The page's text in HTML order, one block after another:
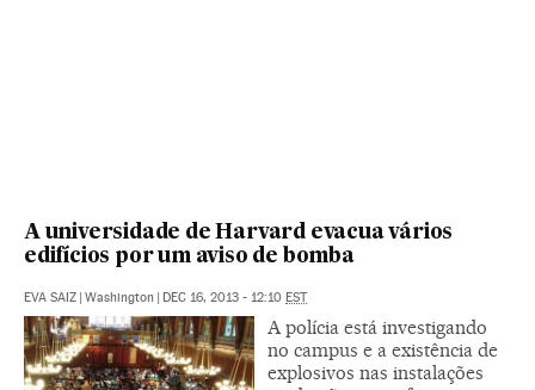
A universidade de Harvard evacua vários
edifícios por um aviso de bomba
EVA SAIZ | Washington | DEC 16, 2013 - 12:10 EST
A polícia está investigando
no campus e a existência de
explosivos nas instalações